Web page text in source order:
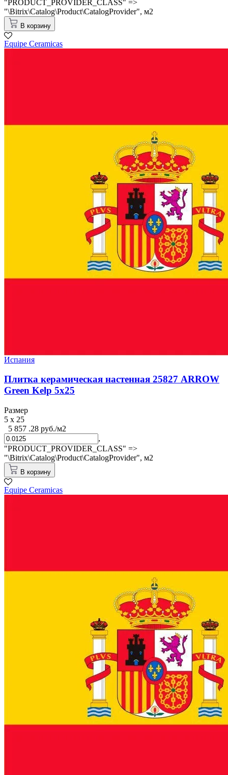
"PRODUCT_PROVIDER_CLASS" =>
"\Bitrix\Catalog\Product\CatalogProvider", м2
В корзину
Equipe Cerаmicas
Испания
Плитка керамическая настенная 25827 ARROW
Green Kelp 5х25
Размер
5 x 25
5 857 .28 руб./м2
,
"PRODUCT_PROVIDER_CLASS" =>
"\Bitrix\Catalog\Product\CatalogProvider", м2
В корзину
Equipe Cerаmicas